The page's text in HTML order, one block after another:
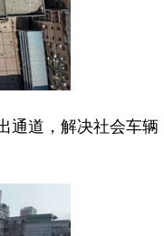
道，解决社会车辆